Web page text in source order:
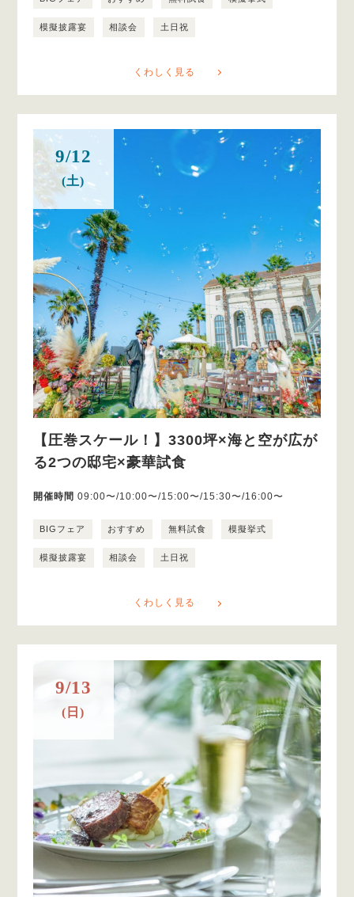
模擬披露宴 相談会 土日祝
くわしく見る
9/12
(土)
【圧巻スケール！】3300坪×海と空が広が
る2つの邸宅×豪華試食
開催時間 09:00〜/10:00〜/15:00〜/15:30〜/16:00〜
BIGフェア おすすめ 無料試食 模擬挙式
模擬披露宴 相談会 土日祝
くわしく見る
9/13
(日)